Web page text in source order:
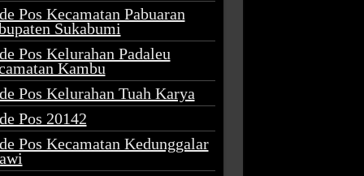
Pos Kecamatan Pabuaran
Sukabumi
Pos Kelurahan Padaleu
Kambu
Pos Kelurahan Tuah Karya
Pos 20142
Pos Kecamatan Kedunggalar